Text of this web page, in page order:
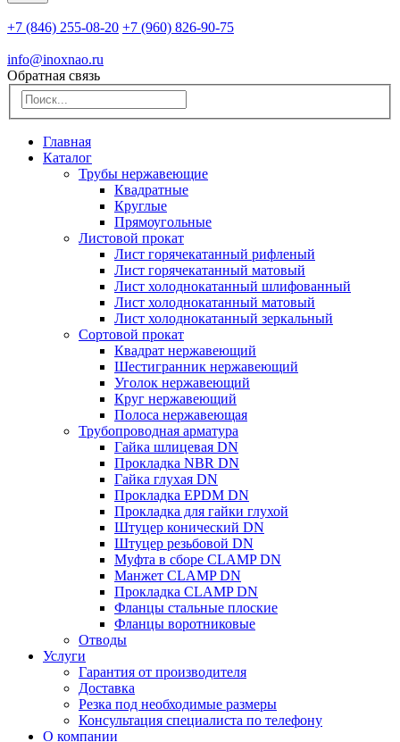
+7 (846) 255-08-20 +7 (960) 826-90-75
info@inoxnao.ru
Обратная связь
Главная
Каталог
Трубы нержавеющие
Квадратные
Круглые
Прямоугольные
Листовой прокат
Лист горячекатанный рифленый
Лист горячекатанный матовый
Лист холоднокатанный шлифованный
Лист холоднокатанный матовый
Лист холоднокатанный зеркальный
Сортовой прокат
Квадрат нержавеющий
Шестигранник нержавеющий
Уголок нержавеющий
Круг нержавеющий
Полоса нержавеющая
Трубопроводная арматура
Гайка шлицевая DN
Прокладка NBR DN
Гайка глухая DN
Прокладка EPDM DN
Прокладка для гайки глухой
Штуцер конический DN
Штуцер резьбовой DN
Муфта в сборе CLAMP DN
Манжет CLAMP DN
Прокладка CLAMP DN
Фланцы стальные плоские
Фланцы воротниковые
Отводы
Услуги
Гарантия от производителя
Доставка
Резка под необходимые размеры
Консультация специалиста по телефону
О компании